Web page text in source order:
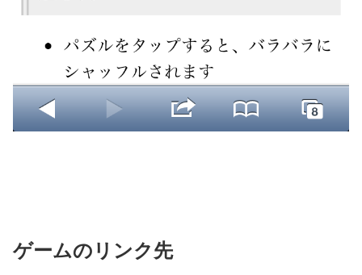
ゲームのリンク先